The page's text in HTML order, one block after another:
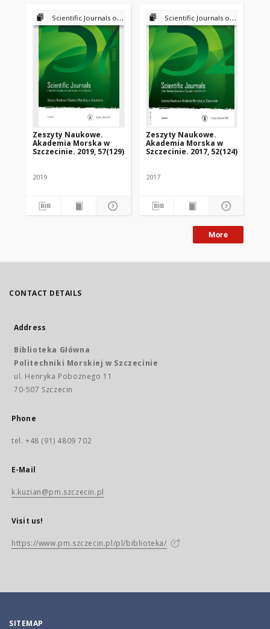
Scientific Journals of the Maritime University of Szczecin
Zeszyty Naukowe.
Akademia Morska w
Szczecinie. 2019, 57(129)
2019
Scientific Journals of the Maritime University of Szczecin
Zeszyty Naukowe.
Akademia Morska w
Szczecinie. 2017, 52(124)
2017
More
CONTACT DETAILS
Address
Biblioteka Główna
Politechniki Morskiej w Szczecinie
ul. Henryka Pobożnego 11
70-507 Szczecin
Phone
tel. +48 (91) 4809 702
E-Mail
k.kuzian@pm.szczecin.pl
Visit us!
https://www.pm.szczecin.pl/pl/biblioteka/
SITEMAP